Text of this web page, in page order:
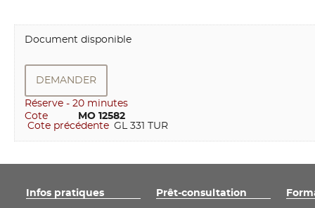
Document disponible
DEMANDER
Cote
Réserve - 20 minutes
         MO 12582
Cote précédente GL 331 TUR
Infos pratiques Prêt-consultation